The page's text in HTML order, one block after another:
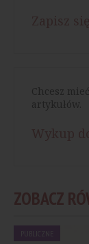
Chcesz
artykułów.
ZOBACZ
PUBLICZNE